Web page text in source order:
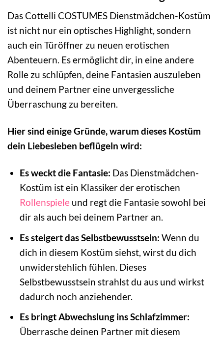
Das Cottelli COSTUMES Dienstmädchen-Kostüm
ist nicht nur ein optisches Highlight, sondern
auch ein Türöffner zu neuen erotischen
Abenteuern. Es ermöglicht dir, in eine andere
Rolle zu schlüpfen, deine Fantasien auszuleben
und deinem Partner eine unvergessliche
Überraschung zu bereiten.
Hier sind einige Gründe, warum dieses Kostüm
dein Liebesleben beflügeln wird:
Es weckt die Fantasie: Das Dienstmädchen-
Kostüm ist ein Klassiker der erotischen
Rollenspieleund regt die Fantasie sowohl bei
dir als auch bei deinem Partner an.
Es steigert das Selbstbewusstsein: Wenn du
dich in diesem Kostüm siehst, wirst du dich
unwiderstehlich fühlen. Dieses
Selbstbewusstsein strahlst du aus und wirkst
dadurch noch anziehender.
Es bringt Abwechslung ins Schlafzimmer:
Überrasche deinen Partner mit diesem